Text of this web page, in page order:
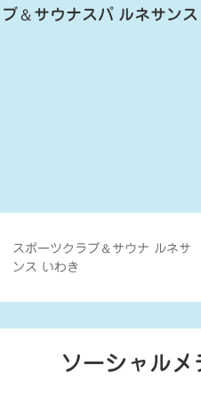
＆サウナスパ ルネサン
スポーツクラブ ＆ サウナ ルネサ
ンス いわき
ソーシャルメ